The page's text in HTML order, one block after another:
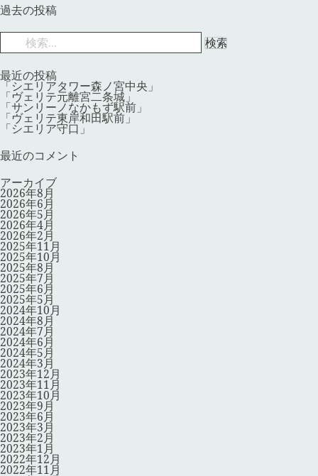
ム
ク
投
稿
ナ
ゲ
シ
ョ
ン
過去の投稿
検
最近の投稿
「シエリアタワー森ノ宮中央」
「ヴェリテ元離宮二条城」
「サンリーノなかもず駅前」
「ヴェリテ東岸和田駅前」
「シエリア守口」
最近のコメント
アーカイブ
2026年8月
2026年6月
2026年5月
2026年4月
2026年2月
2025年11月
2025年10月
2025年8月
2025年7月
2025年6月
2025年5月
2024年10月
2024年8月
2024年7月
2024年6月
2024年5月
2024年3月
2023年12月
2023年11月
2023年10月
2023年9月
2023年6月
2023年3月
2023年2月
2023年1月
2022年12月
2022年11月